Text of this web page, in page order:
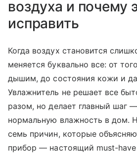
воздуха и почему
исправить
Когда воздух становится
меняется буквально все: от
дышим, до состояния кожи и
Увлажнитель не решает все
разом, но делает главный шаг
нормальную влажность в дом.
семь причин, которые
прибор — настоящий must-have